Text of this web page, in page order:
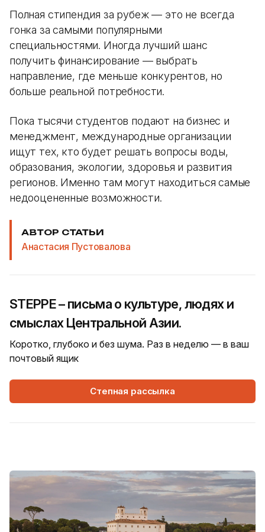
Полная стипендия за рубеж — это не всегда
гонка за самыми популярными
специальностями. Иногда лучший шанс
получить финансирование — выбрать
направление, где меньше конкурентов, но
больше реальной потребности.
Пока тысячи студентов подают на бизнес и
менеджмент, международные организации
ищут тех, кто будет решать вопросы воды,
образования, экологии, здоровья и развития
регионов. Именно там могут находиться самые
недооцененные возможности.
АВТОР СТАТЬИ
Анастасия Пустовалова
STEPPE – письма о культуре, людях и
смыслах Центральной Азии.
Коротко, глубоко и без шума. Раз в неделю — в ваш
почтовый ящик
Степная рассылка